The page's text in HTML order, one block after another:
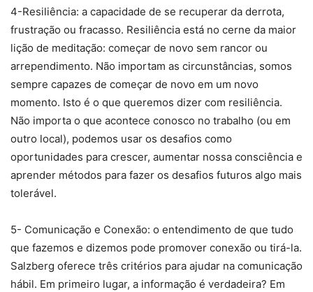
4-Resiliência: a capacidade de se recuperar da derrota,
frustração ou fracasso. Resiliência está no cerne da maior
lição de meditação: começar de novo sem rancor ou
arrependimento. Não importam as circunstâncias, somos
sempre capazes de começar de novo em um novo
momento. Isto é o que queremos dizer com resiliência.
Não importa o que acontece conosco no trabalho (ou em
outro local), podemos usar os desafios como
oportunidades para crescer, aumentar nossa consciência e
aprender métodos para fazer os desafios futuros algo mais
tolerável.
5- Comunicação e Conexão: o entendimento de que tudo
que fazemos e dizemos pode promover conexão ou tirá-la.
Salzberg oferece três critérios para ajudar na comunicação
hábil. Em primeiro lugar, a informação é verdadeira? Em